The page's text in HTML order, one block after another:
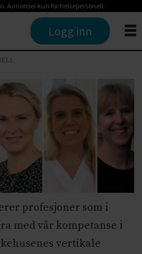
Annonser kun for helsepersonell.
Logg inn
profesjoner som i
med vår kompetanse i
vertikale